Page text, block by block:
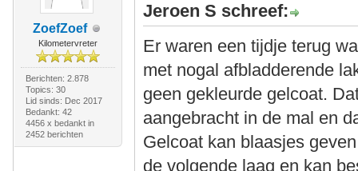
ZoefZoef
Kilometervreter
Berichten: 2.878
Topics: 30
Lid sinds: Dec 2017
Bedankt: 42
4456 x bedankt in
2452 berichten
Jeroen S schreef:
Er waren een tijdje terug
met nogal afbladderende
geen gekleurde gelcoat.
aangebracht in de mal en
Gelcoat kan blaasjes
de volgende laag en kan